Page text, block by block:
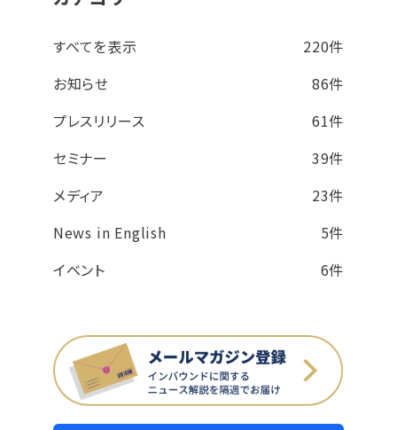
すべてを表示
220件
お知らせ
86件
プレスリリース
61件
セミナー
39件
メディア
23件
News in English
5件
イベント
6件